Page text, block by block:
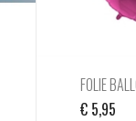
FOLIE
€5,95